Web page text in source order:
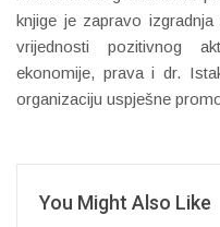
knjige je zapravo
vrijednosti pozitivnog
ekonomije, prava i dr.
organizaciju uspješne
You Might Also Like